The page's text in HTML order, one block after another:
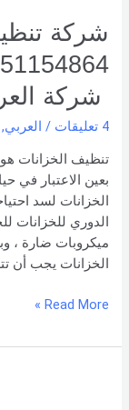
شركة
شركة
4 تعليقات / العربي,
تنظيف الخزانات
بعين الاعتبار في
الخزانات لسد
الدوري للخزانات
ميكروبات ضارة ،
الخزانات يجب أن
خزانات
بحفر
الباطن
0551154864
اتصل
بنا –
شركة العربي
Read More »